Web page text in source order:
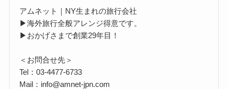
アムネット｜NY生まれの旅行会社
▶海外旅行全般アレンジ得意です。
▶おかげさまで創業29年目！
＜お問合せ先＞
Tel：03-4477-6733
Mail：info@amnet-jpn.com